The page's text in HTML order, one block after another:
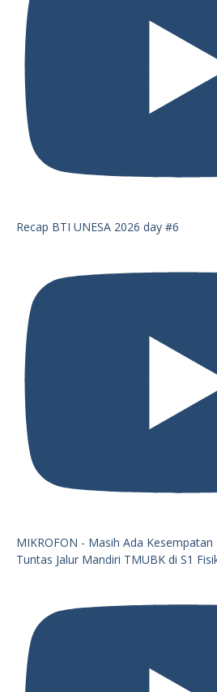
Recap BTI UNESA 2026 day #6
MIKROFON - Masih Ada Kesempatan
Tuntas Jalur Mandiri TMUBK di S1